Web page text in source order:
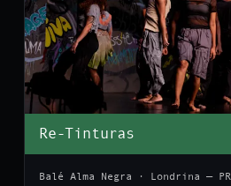
Re-Tinturas
Balé Alma Negra · Londrina — PR